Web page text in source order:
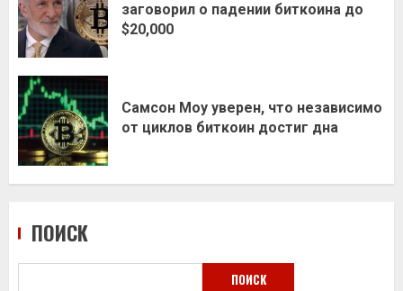
заговорил о падении биткоина до
$20,000
Самсон Моу уверен, что независимо
от циклов биткоин достиг дна
ПОИСК
ПОИСК